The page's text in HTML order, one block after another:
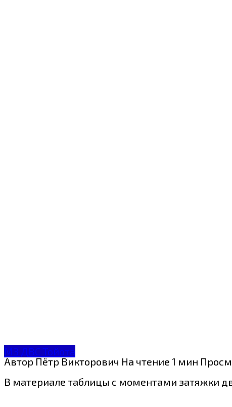
МЗ ДВС Тойота
АвторПётр Викторович На чтение 1 мин
В материале таблицы с моментами затяжки